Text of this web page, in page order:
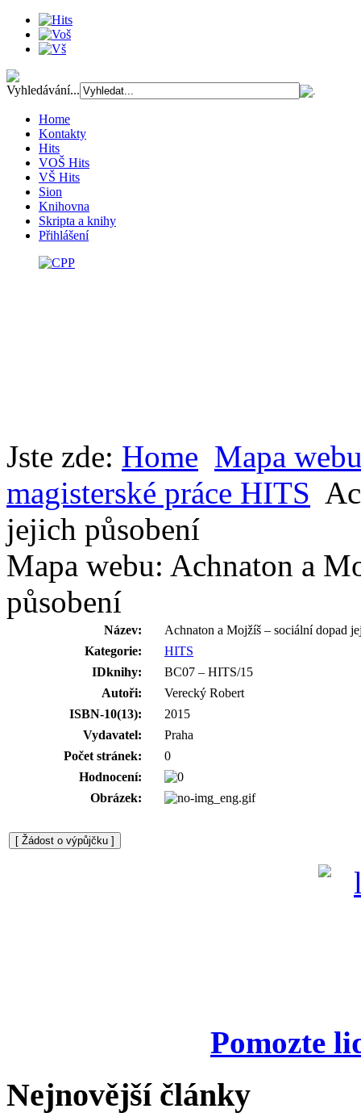
Vyhledávání...
Home
Kontakty
Hits
VOŠ Hits
VŠ Hits
Sion
Knihovna
Skripta a knihy
Přihlášení
Jste zde: Home Mapa
magisterské práce HITS
jejich působení
Mapa webu: Achnaton a
působení
Název:
Achnaton a Mojžíš – sociální dopad
Kategorie:
HITS
IDknihy:
BC07 – HITS/15
Autoři:
Verecký Robert
ISBN-10(13):
2015
Vydavatel:
Praha
Počet stránek:
0
Hodnocení:
Obrázek:
Pomozte
Nejnovější články